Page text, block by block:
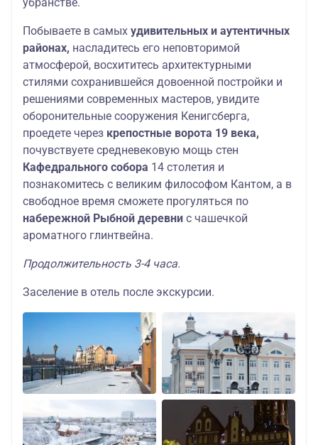
Побываете в самых удивительных и аутентичных
районах, насладитесь его неповторимой
атмосферой, восхититесь архитектурными
стилями сохранившейся довоенной постройки и
решениями современных мастеров, увидите
оборонительные сооружения Кенигсберга,
проедете через крепостные ворота 19 века,
почувствуете средневековую мощь стен
Кафедрального собора 14 столетия и
познакомитесь с великим философом Кантом, а в
свободное время сможете прогуляться по
набережной Рыбной деревни с чашечкой
ароматного глинтвейна.
Продолжительность 3-4 часа.
Заселение в отель после экскурсии.